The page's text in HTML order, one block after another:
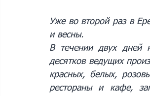
Уже во второй раз в
и весны.
В течении двух дней
десятков ведущих
красных, белых,
рестораны и кафе,